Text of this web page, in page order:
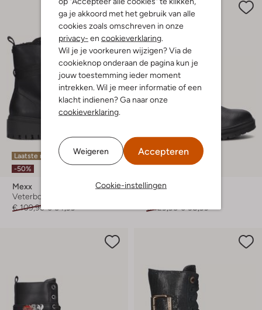
ga je akkoord met het gebruik van alle
cookies zoals omschreven in onze
privacy- en cookieverklaring.
Wil je je voorkeuren wijzigen? Via de
cookieknop onderaan de pagina kun je
jouw toestemming ieder moment
intrekken. Wil je meer informatie of een
klacht indienen? Ga naar onze
cookieverklaring.
Weigeren Accepteren
Cookie-instellingen
Laatste maten
-50%
Mexx
Veterboots
€ 109,95 € 54,99
Laatste item
Mexx
€ 129,95 € 38,99